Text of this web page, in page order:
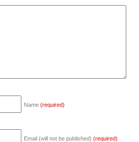
Name(required)
Email (will not be published)(required)